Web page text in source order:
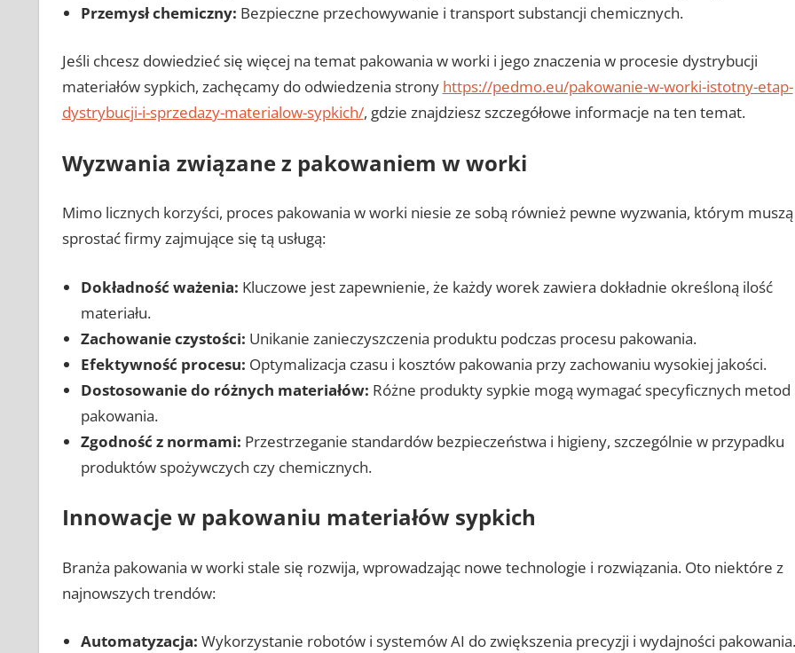
Przemysł chemiczny: Bezpieczne przechowywanie i transport substancji chemicznych.
Jeśli chcesz dowiedzieć się więcej na temat pakowania w worki i jego znaczenia w procesie dystrybucji
materiałów sypkich, zachęcamy do odwiedzenia strony https://pedmo.eu/pakowanie-w-worki-istotny-etap-
dystrybucji-i-sprzedazy-materialow-sypkich/, gdzie znajdziesz szczegółowe informacje na ten temat.
Wyzwania związane z pakowaniem w worki
Mimo licznych korzyści, proces pakowania w worki niesie ze sobą również pewne wyzwania, którym muszą
sprostać firmy zajmujące się tą usługą:
Dokładność ważenia: Kluczowe jest zapewnienie, że każdy worek zawiera dokładnie określoną ilość
materiału.
Zachowanie czystości: Unikanie zanieczyszczenia produktu podczas procesu pakowania.
Efektywność procesu: Optymalizacja czasu i kosztów pakowania przy zachowaniu wysokiej jakości.
Dostosowanie do różnych materiałów: Różne produkty sypkie mogą wymagać specyficznych metod
pakowania.
Zgodność z normami: Przestrzeganie standardów bezpieczeństwa i higieny, szczególnie w przypadku
produktów spożywczych czy chemicznych.
Innowacje w pakowaniu materiałów sypkich
Branża pakowania w worki stale się rozwija, wprowadzając nowe technologie i rozwiązania. Oto niektóre z
najnowszych trendów:
Automatyzacja: Wykorzystanie robotów i systemów AI do zwiększenia precyzji i wydajności pakowania.